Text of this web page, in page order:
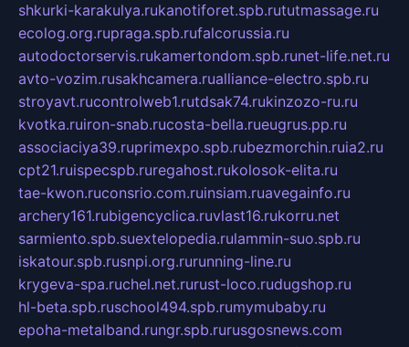
shkurki-karakulya.rukanotiforet.spb.rututmassage.ru
ecolog.org.rupraga.spb.rufalcorussia.ru
autodoctorservis.rukamertondom.spb.runet-life.net.ru
avto-vozim.rusakhcamera.rualliance-electro.spb.ru
stroyavt.rucontrolweb1.rutdsak74.rukinzozo-ru.ru
kvotka.ruiron-snab.rucosta-bella.rueugrus.pp.ru
associaciya39.ruprimexpo.spb.rubezmorchin.ruia2.ru
cpt21.ruispecspb.ruregahost.rukolosok-elita.ru
tae-kwon.ruconsrio.com.ruinsiam.ruavegainfo.ru
archery161.rubigencyclica.ruvlast16.rukorru.net
sarmiento.spb.suextelopedia.rulammin-suo.spb.ru
iskatour.spb.rusnpi.org.rurunning-line.ru
krygeva-spa.ruchel.net.rurust-loco.rudugshop.ru
hl-beta.spb.ruschool494.spb.rumymubaby.ru
epoha-metalband.rungr.spb.rurusgosnews.com